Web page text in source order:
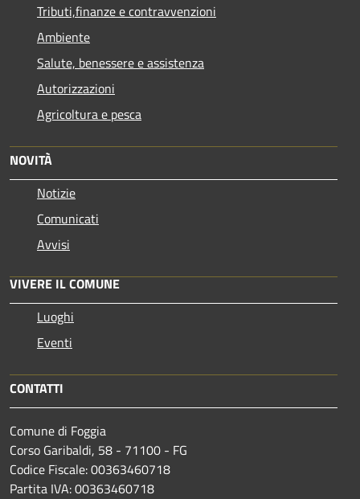
Tributi,finanze e contravvenzioni
Ambiente
Salute, benessere e assistenza
Autorizzazioni
Agricoltura e pesca
NOVITÀ
Notizie
Comunicati
Avvisi
VIVERE IL COMUNE
Luoghi
Eventi
CONTATTI
Comune di Foggia
Corso Garibaldi, 58 - 71100 - FG
Codice Fiscale: 00363460718
Partita IVA: 00363460718